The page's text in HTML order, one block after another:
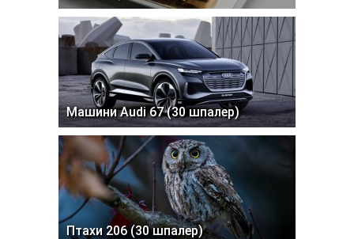
Машини Audi 67 (30 шпалер)
Птахи 206 (30 шпалер)